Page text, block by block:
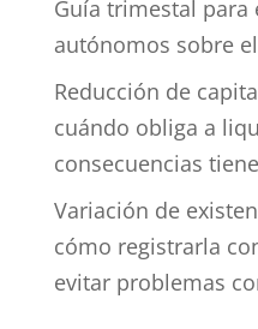
Guía trimestal para
autónomos sobre
Reducción de
cuándo obliga a
consecuencias tiene
Variación de
cómo registrarla
evitar problemas